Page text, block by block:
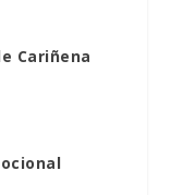
Cariñena